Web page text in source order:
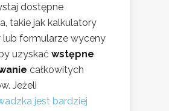
dostępne
takie jak kalkulatory
formularze wyceny
uzyskać wstępne
całkowitych
Jeżeli
jest bardziej